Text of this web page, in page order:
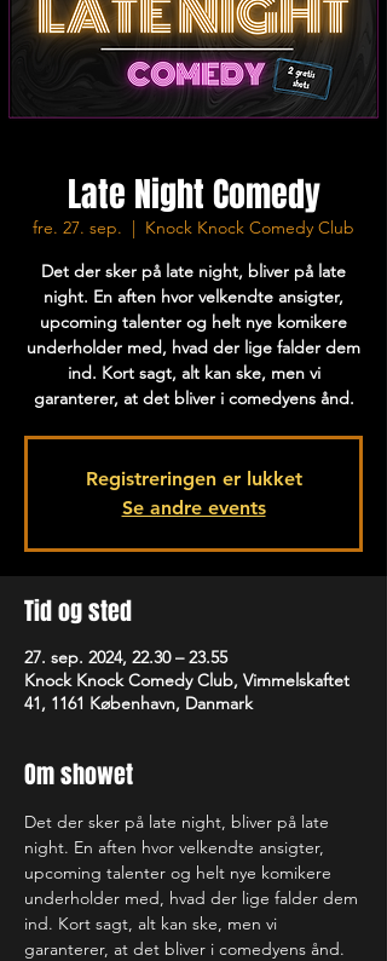
Late Night Comedy
fre. 27. sep.
  |
Knock Knock Comedy Club
Det der sker på late night, bliver på late
night. En aften hvor velkendte ansigter,
upcoming talenter og helt nye komikere
underholder med, hvad der lige falder dem
ind. Kort sagt, alt kan ske, men vi
garanterer, at det bliver i comedyens ånd.
Registreringen er lukket
Se andre events
Tid og sted
27. sep. 2024, 22.30 – 23.55
Knock Knock Comedy Club, Vimmelskaftet
41, 1161 København, Danmark
Om showet
Det der sker på late night, bliver på late
night. En aften hvor velkendte ansigter,
upcoming talenter og helt nye komikere
underholder med, hvad der lige falder dem
ind. Kort sagt, alt kan ske, men vi
garanterer, at det bliver i comedyens ånd.